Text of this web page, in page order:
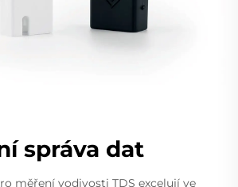
správa dat
měření vodivosti TDS excelují ve